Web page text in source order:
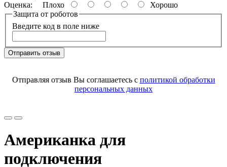
Оценка: Плохо
Хорошо
Защита от роботов
Введите код в поле ниже
Отправить отзыв
Отправляя отзыв Вы соглашаетесь с политикой обработки
персональных данных
Американка для
подключения